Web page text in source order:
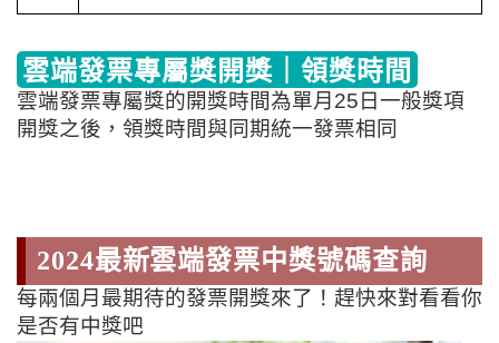
雲端發票專屬獎開獎｜領獎時間
雲端發票專屬獎的開獎時間為單月25日一般獎項
開獎之後， 領獎時間與同期統一發票相同
2024最新雲端發票中獎號碼查詢
每兩個月最期待的發票開獎來了！趕快來對看看你
是否有中獎吧